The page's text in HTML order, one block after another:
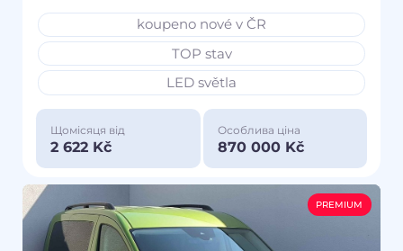
koupeno nové v ČR
TOP stav
LED světla
Щомісяця від
2 622 Kč
Особлива ціна
870 000 Kč
PREMIUM